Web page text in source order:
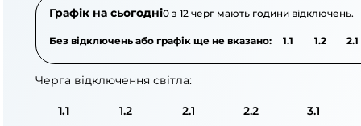
Графік на сьогодні0 з 12 черг мають години відключень.
Без відключень або графік ще не вказано: 1.1 1.2 2.1
Черга відключення світла:
1.1 1.2 2.1 2.2 3.1